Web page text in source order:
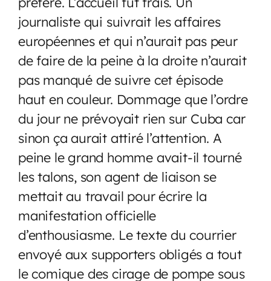
journaliste qui suivrait les affaires
européennes et qui n’aurait pas peur
de faire de la peine à la droite n’aurait
pas manqué de suivre cet épisode
haut en couleur. Dommage que l’ordre
du jour ne prévoyait rien sur Cuba car
sinon ça aurait attiré l’attention. A
peine le grand homme avait-il tourné
les talons, son agent de liaison se
mettait au travail pour écrire la
manifestation officielle
d’enthousiasme. Le texte du courrier
envoyé aux supporters obligés a tout
le comique des cirage de pompe sous